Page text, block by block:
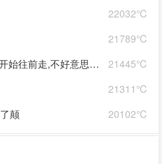
22032℃
21789℃
21445℃
好意思啊这一次,我一定要赢
21311℃
20102℃
颠